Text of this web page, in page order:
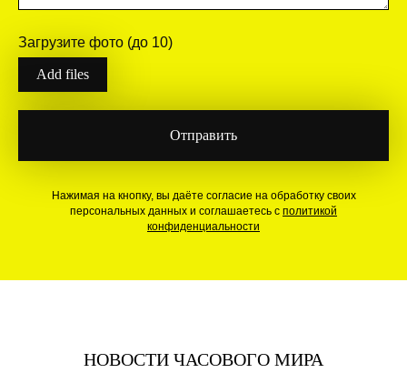
Загрузите фото (до 10)
Add files
Отправить
Нажимая на кнопку, вы даёте согласие на обработку своих
персональных данных и соглашаетесь с политикой
конфиденциальности
НОВОСТИ ЧАСОВОГО МИРА